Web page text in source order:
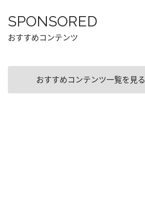
SPONSORED
おすすめコンテンツ
おすすめコンテンツ一覧を見る